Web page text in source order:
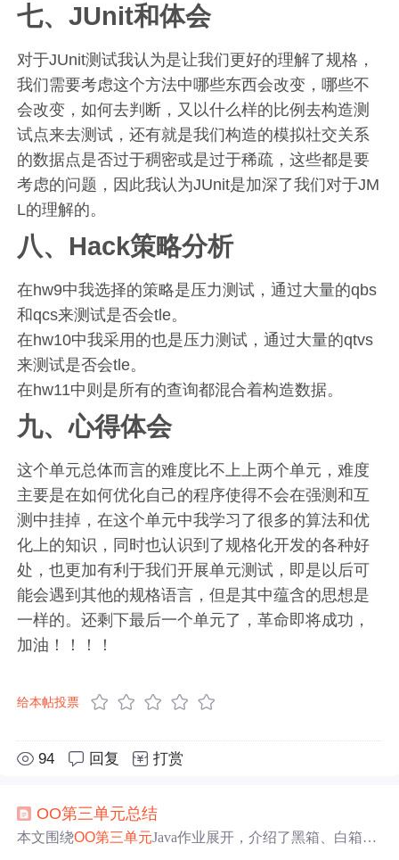
七、JUnit和体会
对于JUnit测试我认为是让我们更好的理解了规格，
我们需要考虑这个方法中哪些东西会改变，哪些不
会改变，如何去判断，又以什么样的比例去构造测
试点来去测试，还有就是我们构造的模拟社交关系
的数据点是否过于稠密或是过于稀疏，这些都是要
考虑的问题，因此我认为JUnit是加深了我们对于JM
L的理解的。
八、Hack策略分析
在hw9中我选择的策略是压力测试，通过大量的qbs
和qcs来测试是否会tle。
在hw10中我采用的也是压力测试，通过大量的qtvs
来测试是否会tle。
在hw11中则是所有的查询都混合着构造数据。
九、心得体会
这个单元总体而言的难度比不上上两个单元，难度
主要是在如何优化自己的程序使得不会在强测和互
测中挂掉，在这个单元中我学习了很多的算法和优
化上的知识，同时也认识到了规格化开发的各种好
处，也更加有利于我们开展单元测试，即是以后可
能会遇到其他的规格语言，但是其中蕴含的思想是
一样的。还剩下最后一个单元了，革命即将成功，
加油！！！！
给本帖投票
94 回复 打赏
OO第三单元总结
本文围绕OO第三单元Java作业展开，介绍了黑箱、白箱等